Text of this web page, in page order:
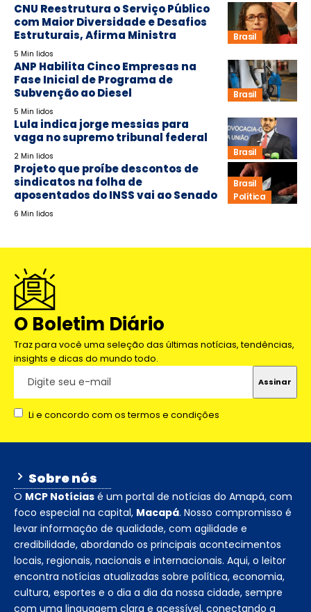
Brasil
CNU Reestrutura o Serviço Público
com Maior Diversidade e Desafios
Estruturais, Afirma Ministra
5 Min lidos
Brasil
ANP Habilita Cinco Empresas na
Fase Inicial de Programa de
Subvenção ao Diesel
5 Min lidos
Brasil
Lula indica jorge messias para
vaga no supremo tribunal federal
2 Min lidos
Brasil
Política
Projeto que proíbe descontos de
sindicatos na folha de
aposentados do INSS vai ao Senado
6 Min lidos
O Boletim Diário
Traz para você uma seleção das últimas notícias, tendências,
insights e dicas do mundo todo.
Li e concordo com os termos e condições
Sobre nós
O MCP Notícias é um portal de notícias do Amapá, com
foco especial na capital, Macapá. Nosso compromisso é
levar informação de qualidade, com agilidade e
credibilidade, abordando os principais acontecimentos
locais, regionais, nacionais e internacionais. Aqui, o leitor
encontra notícias atualizadas sobre política, economia,
cultura, esportes e o dia a dia da nossa cidade, sempre
com uma linguagem clara e acessível, conectando a